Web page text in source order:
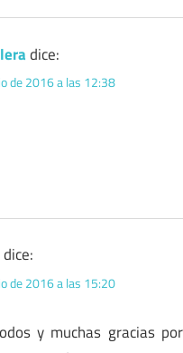
dice:
de 2016 a las 12:38
dice:
de 2016 a las 15:20
y muchas gracias